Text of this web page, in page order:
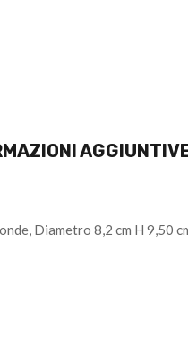
Diametro 8,2 cm H 9,50